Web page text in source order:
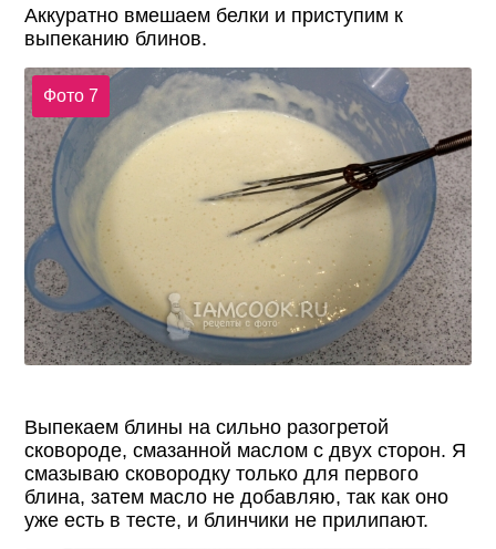
Аккуратно вмешаем белки и приступим к
выпеканию блинов.
Фото 7
Выпекаем блины на сильно разогретой
сковороде, смазанной маслом с двух сторон. Я
смазываю сковородку только для первого
блина, затем масло не добавляю, так как оно
уже есть в тесте, и блинчики не прилипают.